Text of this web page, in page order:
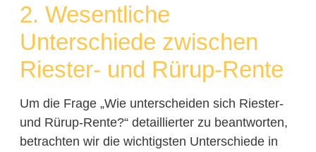
2. Wesentliche
Unterschiede zwischen
Riester- und Rürup-Rente
Um die Frage „Wie unterscheiden sich Riester-
und Rürup-Rente?“ detaillierter zu beantworten,
betrachten wir die wichtigsten Unterschiede in